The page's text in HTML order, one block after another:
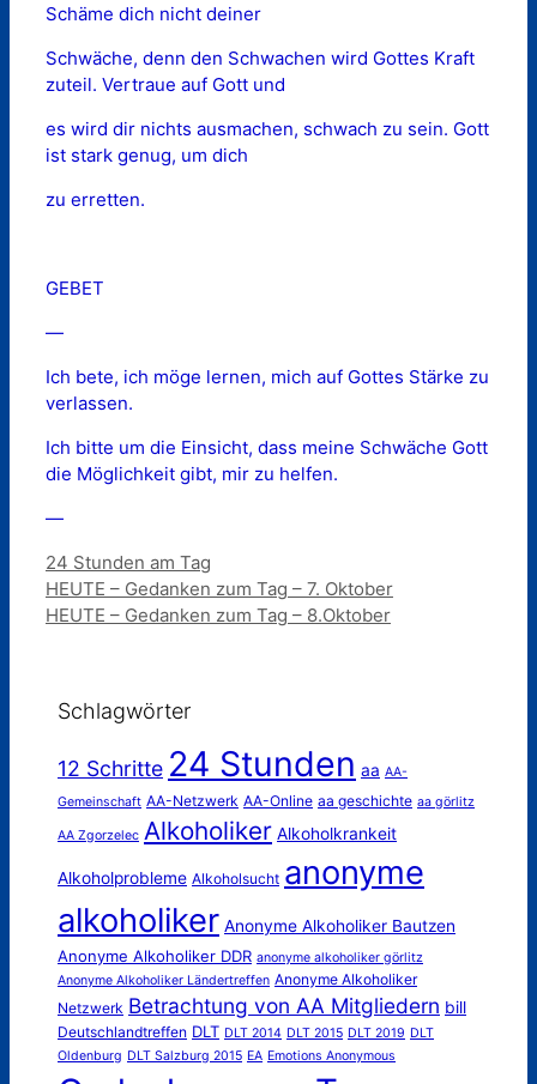
Schäme dich nicht deiner
Schwäche, denn den Schwachen wird Gottes Kraft
zuteil. Vertraue auf Gott und
es wird dir nichts ausmachen, schwach zu sein. Gott
ist stark genug, um dich
zu erretten.
GEBET
—
Ich bete, ich möge lernen, mich auf Gottes Stärke zu
verlassen.
Ich bitte um die Einsicht, dass meine Schwäche Gott
die Möglichkeit gibt, mir zu helfen.
—
Kategorien
24 Stunden am Tag
HEUTE – Gedanken zum Tag – 7. Oktober
HEUTE – Gedanken zum Tag – 8.Oktober
Schlagwörter
12 Schritte 24 Stunden aa AA-
Gemeinschaft AA-Netzwerk AA-Online aa geschichte aa görlitz
AA Zgorzelec Alkoholiker Alkoholkrankeit
Alkoholprobleme Alkoholsucht anonyme
alkoholiker Anonyme Alkoholiker Bautzen
Anonyme Alkoholiker DDR anonyme alkoholiker görlitz
Anonyme Alkoholiker Ländertreffen Anonyme Alkoholiker
Netzwerk Betrachtung von AA Mitgliedern bill
Deutschlandtreffen DLT DLT 2014 DLT 2015 DLT 2019 DLT
Oldenburg DLT Salzburg 2015 EA Emotions Anonymous